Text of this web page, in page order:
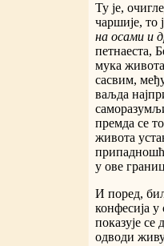
Ту је,
чаршије, то
на осами и
петнаеста,
мука
сасвим,
ваљда
премда се
живота
у ове
И поред,
конфесија у
показује се
одводи